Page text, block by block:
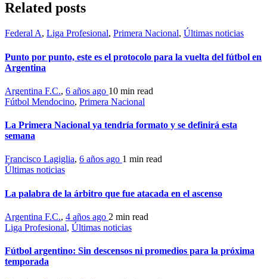
Related posts
Federal A, Liga Profesional, Primera Nacional, Últimas noticias
Punto por punto, este es el protocolo para la vuelta del fútbol en
Argentina
Argentina F.C., 6 años ago 10 min read
Fútbol Mendocino, Primera Nacional
La Primera Nacional ya tendría formato y se definirá esta
semana
Francisco Lagiglia, 6 años ago 1 min read
Últimas noticias
La palabra de la árbitro que fue atacada en el ascenso
Argentina F.C., 4 años ago 2 min read
Liga Profesional, Últimas noticias
Fútbol argentino: Sin descensos ni promedios para la próxima
temporada